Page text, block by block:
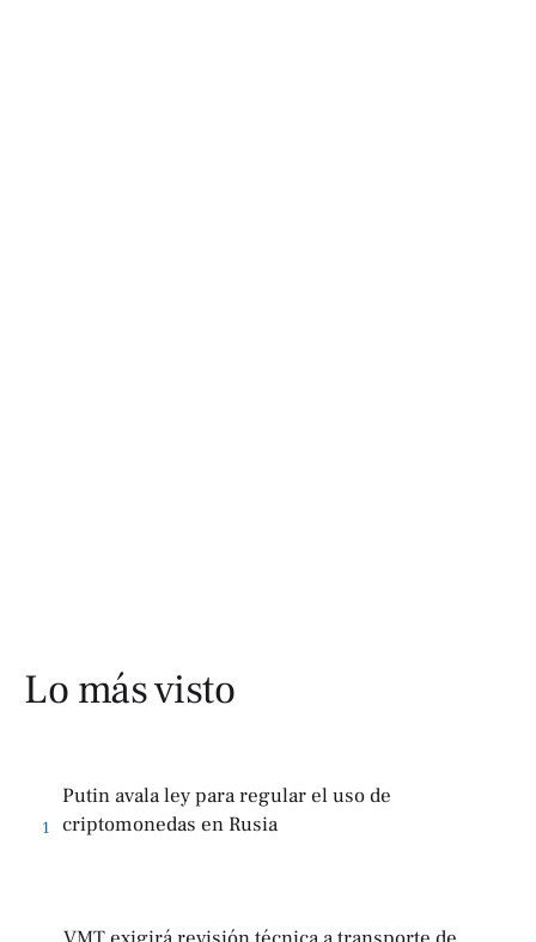
Lo más visto
1
Putin avala ley para regular el uso de
criptomonedas en Rusia